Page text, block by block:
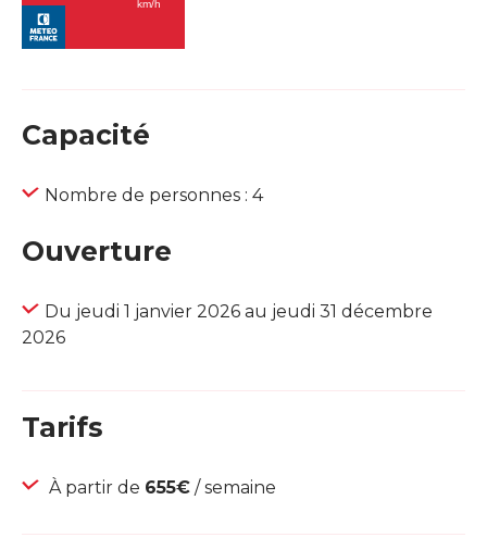
Capacité
Nombre de personnes : 4
Ouverture
Du jeudi 1 janvier 2026 au jeudi 31 décembre
2026
Tarifs
À partir de 655€ / semaine